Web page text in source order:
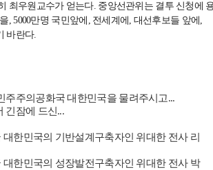
최우원교수가 얻는다. 중앙선관위는 결투 신청에
, 5000만명 국민앞에, 전세계에, 대선후보들 앞에,
바란다.
주주의공화국 대한민국을 물려주시고...
긴잠에 드신 ...
한민국의 기반설계구축자인 위대한 전사 리
한민국의 성장발전구축자인 위대한 전사 박